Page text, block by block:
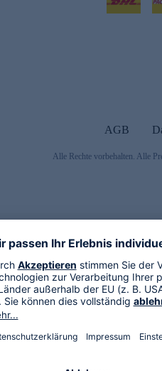
AGB
Alle Rechte vorbehalten. Alle